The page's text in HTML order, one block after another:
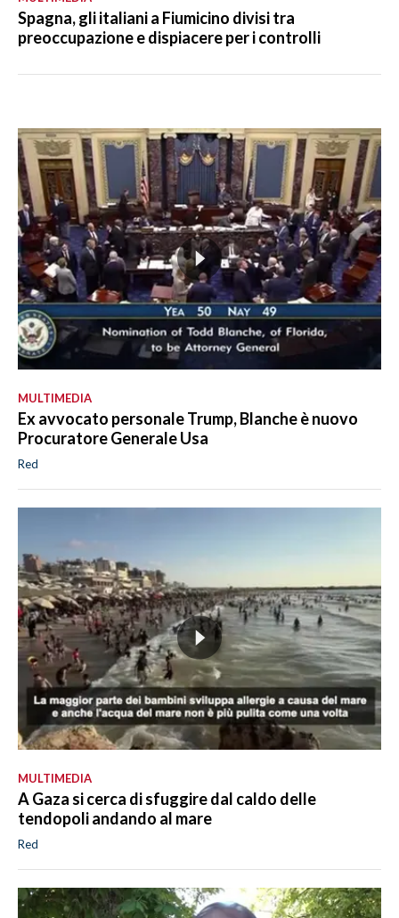
Spagna, gli italiani a Fiumicino divisi tra
preoccupazione e dispiacere per i controlli
MULTIMEDIA
Ex avvocato personale Trump, Blanche è nuovo
Procuratore Generale Usa
Red
MULTIMEDIA
A Gaza si cerca di sfuggire dal caldo delle
tendopoli andando al mare
Red